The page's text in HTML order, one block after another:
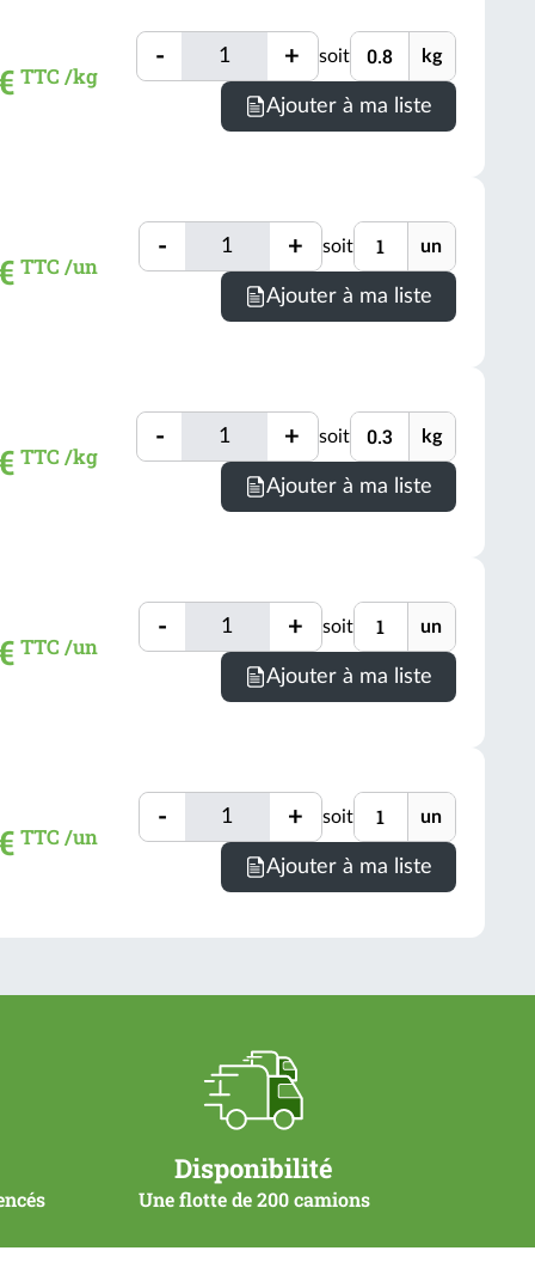
(voir
TTC /kg Quantité
- Quantité+ soit Unité kg
Ajouter à ma liste
Minimum
de
(voir
TTC /un Quantité
- Quantité+ soit Unité un
Ajouter à ma liste
Minimum
de
(voir
TTC /kg Quantité
- Quantité+ soit Unité kg
Ajouter à ma liste
Minimum
de
(voir
TTC /un Quantité
- Quantité+ soit Unité un
Ajouter à ma liste
Minimum
de
(voir
TTC /un Quantité
- Quantité+ soit Unité un
Ajouter à ma liste
Disponibilité
Une flotte de 200 camions